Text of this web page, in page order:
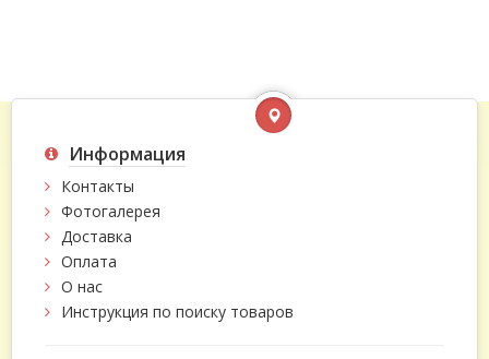
Информация
Контакты
Фотогалерея
Доставка
Оплата
О нас
Инструкция по поиску товаров